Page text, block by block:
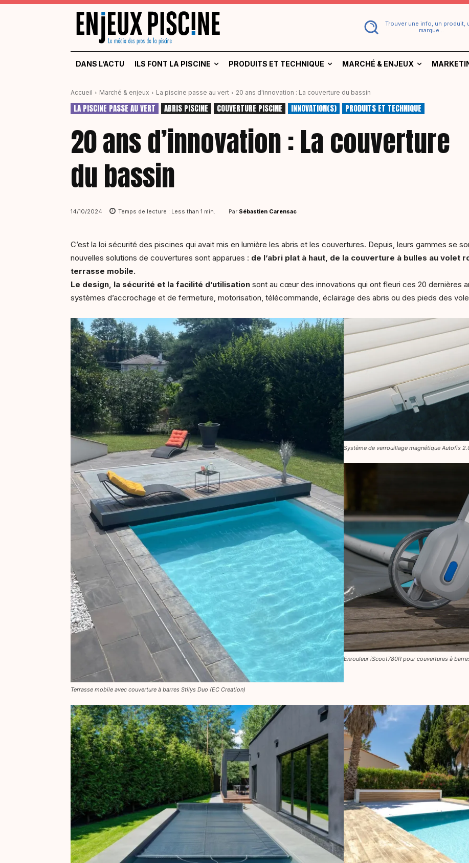
Trouver une info, un produit,
marque...
DANS L’ACTU ILS FONT LA PISCINE PRODUITS ET TECHNIQUE MARCHÉ & ENJEUX
Accueil Marché & enjeux La piscine passe au vert 20 ans d'innovation : La couverture du bassin
LA PISCINE PASSE AU VERT ABRIS PISCINE COUVERTURE PISCINE INNOVATION(S) PRODUITS ET TECHNIQUE
20 ans d’innovation : La couverture
du bassin
14/10/2024 Temps de lecture : Less than 1 min. Par Sébastien Carensac
C’est la loi sécurité des piscines qui avait mis en lumière les abris et les couvertures. Depuis, leurs gammes se
nouvelles solutions de couvertures sont apparues : de l’abri plat à haut, de la couverture à bulles au volet
terrasse mobile.
Le design, la sécurité et la facilité d’utilisation sont au cœur des innovations qui ont fleuri ces 20 dernières
systèmes d’accrochage et de fermeture, motorisation, télécommande, éclairage des abris ou des pieds des
Terrasse mobile avec couverture à barres Stilys Duo (EC Creation)
Système de verrouillage magnétique Autofix
Enrouleur iScoot780R pour couvertures à